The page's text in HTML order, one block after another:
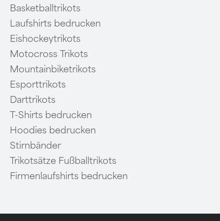
Basketballtrikots
Laufshirts bedrucken
Eishockeytrikots
Motocross Trikots
Mountainbiketrikots
Esporttrikots
Darttrikots
T-Shirts bedrucken
Hoodies bedrucken
Stirnbänder
Trikotsätze Fußballtrikots
Firmenlaufshirts bedrucken